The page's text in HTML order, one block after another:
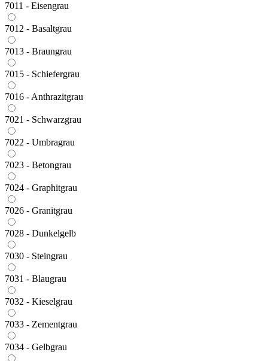
7011 - Eisengrau
7012 - Basaltgrau
7013 - Braungrau
7015 - Schiefergrau
7016 - Anthrazitgrau
7021 - Schwarzgrau
7022 - Umbragrau
7023 - Betongrau
7024 - Graphitgrau
7026 - Granitgrau
7028 - Dunkelgelb
7030 - Steingrau
7031 - Blaugrau
7032 - Kieselgrau
7033 - Zementgrau
7034 - Gelbgrau